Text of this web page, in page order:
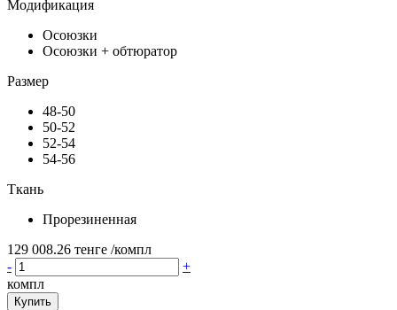
Модификация
Осоюзки
Осоюзки + обтюратор
Размер
48-50
50-52
52-54
54-56
Ткань
Прорезиненная
129 008.26 тенге /компл
-
+
компл
Купить